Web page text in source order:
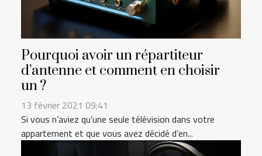
Pourquoi avoir un répartiteur
d’antenne et comment en choisir
un ?
13 février 2021 09:41
Si vous n’aviez qu’une seule télévision dans votre
appartement et que vous avez décidé d’en...